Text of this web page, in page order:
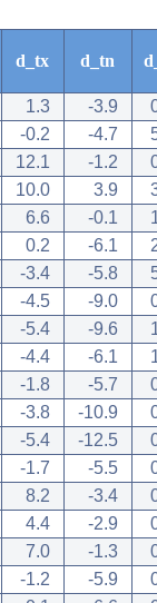
d_tx d_tn
1.3 -3.9
-0.2 -4.7
12.1 -1.2
10.0 3.9
6.6 -0.1
0.2 -6.1
-3.4 -5.8
-4.5 -9.0
-5.4 -9.6
-4.4 -6.1
-1.8 -5.7
-3.8 -10.9
-5.4 -12.5
-1.7 -5.5
8.2 -3.4
4.4 -2.9
7.0 -1.3
-1.2 -5.9